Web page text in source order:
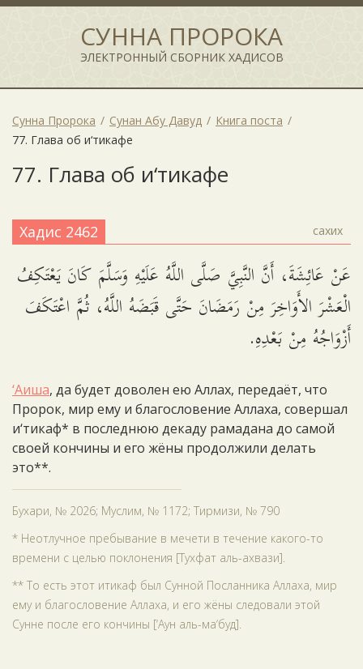
СУННА ПРОРОКА
ЭЛЕКТРОННЫЙ СБОРНИК ХАДИСОВ
Сунна Пророка Сунан Абу Давуд
Книга поста
77. Глава об и‘тикафе
77. Глава об и‘тикафе
Хадис 2462 сахих
عَنْ عَائِشَةَ، أَنَّ النَّبِيَّ صَلَّى اللَّهُ عَلَيْهِ وَسَلَّمَ كَانَ يَعْتَكِفُ
الْعَشْرَ الأَوَاخِرَ مِنْ رَمَضَانَ حَتَّى قَبَضَهُ اللَّهُ، ثُمَّ اعْتَكَفَ
أَزْوَاجُهُ مِنْ بَعْدِهِ.
‘Аиша, да будет доволен ею Аллах, передаёт, что
Пророк, мир ему и благословение Аллаха, совершал
и‘тикаф* в последнюю декаду рамадана до самой
своей кончины и его жёны продолжили делать
это**.
Бухари, № 2026; Муслим, № 1172; Тирмизи, № 790
* Неотлучное пребывание в мечети в течение какого-то
времени с целью поклонения [Тухфат аль-ахвази].
** То есть этот итикаф был Сунной Посланника Аллаха, мир
ему и благословение Аллаха, и его жёны следовали этой
Сунне после его кончины [‘Аун аль-ма‘буд].